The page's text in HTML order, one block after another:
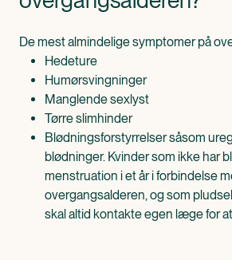
De mest almindelige symptomer på
Hedeture
Humørsvingninger
Manglende sexlyst
Tørre slimhinder
Blødningsforstyrrelser såsom
blødninger. Kvinder som ikke har
menstruation i et år i forbindelse
overgangsalderen, og som
skal altid kontakte egen læge for